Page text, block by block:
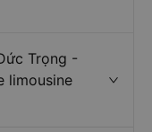
Trọng -
limousine